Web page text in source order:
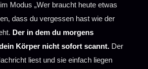
Modus „Wer braucht heute etwas
dass du vergessen hast wie der
Der in dem du morgens
Körper nicht sofort scannt. Der
liest und sie einfach liegen